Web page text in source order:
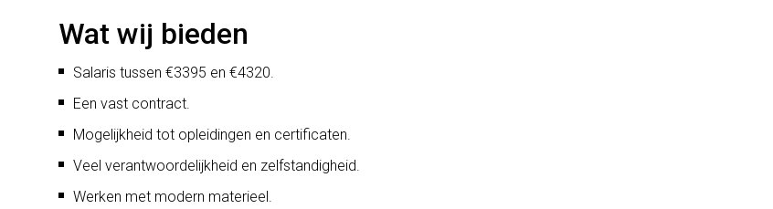
Wat wij bieden
Salaris tussen €3395 en €4320.
Een vast contract.
Mogelijkheid tot opleidingen en certificaten.
Veel verantwoordelijkheid en zelfstandigheid.
Werken met modern materieel.